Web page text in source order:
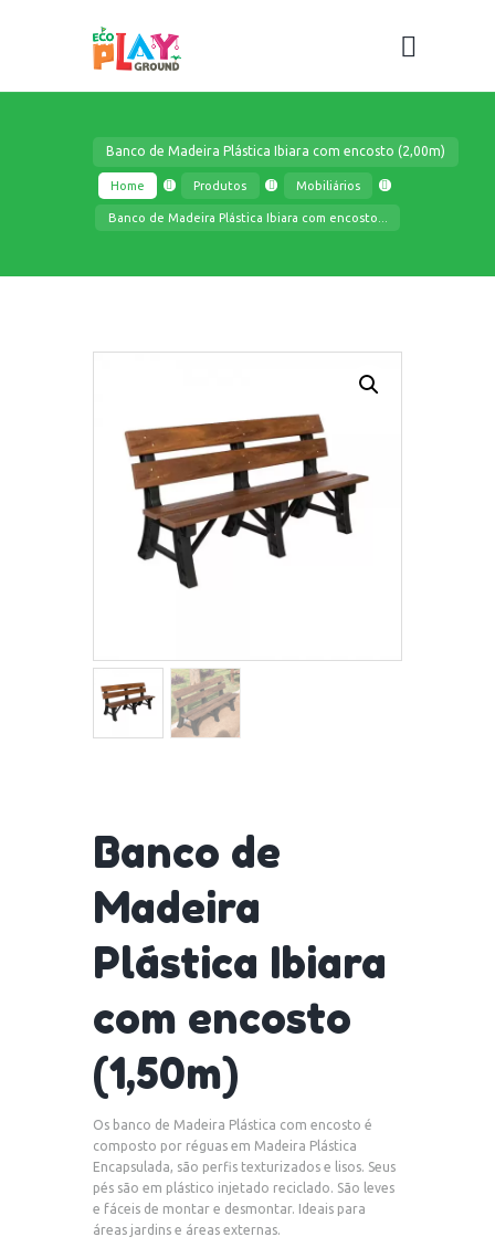
Banco de Madeira Plástica Ibiara com encosto (2,00m)
Home Produtos Mobiliários
Banco de Madeira Plástica Ibiara com encosto...
Banco de
Madeira
Plástica Ibiara
com encosto
(1,50m)
Os banco de Madeira Plástica com encosto é
composto por réguas em Madeira Plástica
Encapsulada, são perfis texturizados e lisos. Seus
pés são em plástico injetado reciclado. São leves
e fáceis de montar e desmontar. Ideais para
áreas jardins e áreas externas.